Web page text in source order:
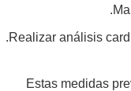
Realizar análisis
Estas medidas